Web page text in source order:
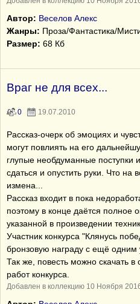
Автор: Веселов Алекс
Жанры: Проза/Фантастика/
Размер: 68 Кб
Враг не для всех...
0 19.07.2010
Рассказ-очерк об эмоциях и
могут повлиять на его
глупые необдуманные поступки
сдаться и опустить руки. Что на
измена...
Рассказ входит в пока
поэтому в конце даётся полное
указанной в произведении
Участник конкурса "Клянусь
бронзовую награду с ещё одним
Так же, повесть можно скачать в
работ конкурса.
Добавлен в коллекцию 10 Ноября